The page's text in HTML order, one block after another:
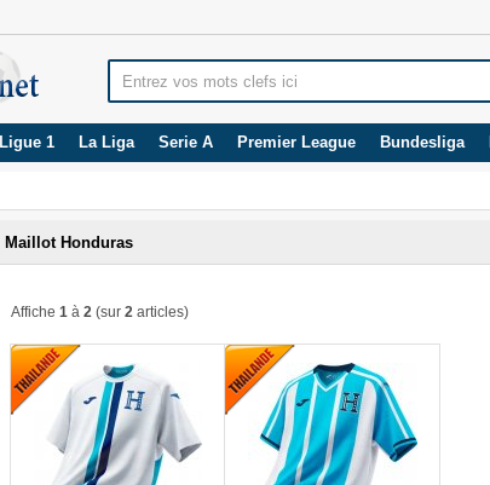
Ligue 1 La Liga Serie A Premier League Bundesliga
Maillot Honduras
Affiche 1 à 2 (sur 2 articles)